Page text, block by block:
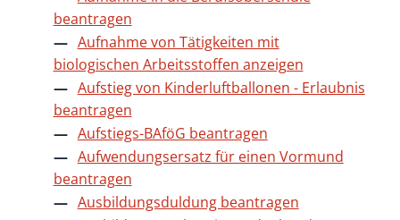
beantragen
Aufnahme von Tätigkeiten mit
biologischen Arbeitsstoffen anzeigen
Aufstieg von Kinderluftballonen - Erlaubnis
beantragen
Aufstiegs-BAföG beantragen
Aufwendungsersatz für einen Vormund
beantragen
Ausbildungsduldung beantragen